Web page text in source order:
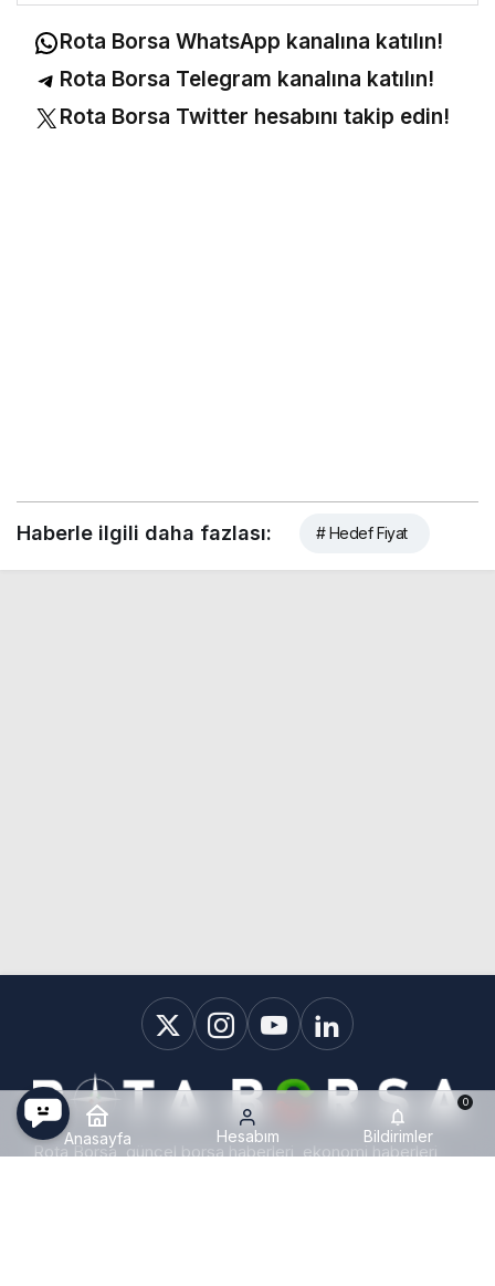
Rota Borsa WhatsApp kanalına katılın!
Rota Borsa Telegram kanalına katılın!
Rota Borsa Twitter hesabını takip edin!
Haberle ilgili daha fazlası: # Hedef Fiyat
Rota Borsa, güncel borsa haberleri, ekonomi haberleri,
Anasayfa Hesabım Bildirimler
0